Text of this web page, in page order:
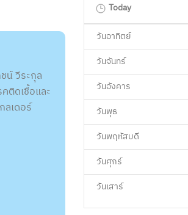
น์ วีระกุล
ติดเชื้อและ
ลเดอร์
Today
วันอาทิตย์
วันจันทร์
วันอังคาร
วันพุธ
วันพฤหัสบดี
วันศุกร์
วันเสาร์